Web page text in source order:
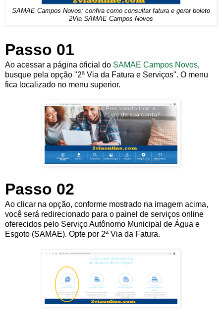
SAMAE Campos Novos: confira como consultar fatura e gerar boleto
2Via SAMAE Campos Novos
Passo 01
Ao acessar a página oficial do SAMAE Campos Novos,
busque pela opção "2ª Via da Fatura e Serviços". O menu
fica localizado no menu superior.
Passo 02
Ao clicar na opção, conforme mostrado na imagem acima,
você será redirecionado para o painel de serviços online
oferecidos pelo Serviço Autônomo Municipal de Água e
Esgoto (SAMAE). Opte por 2ª Via da Fatura.